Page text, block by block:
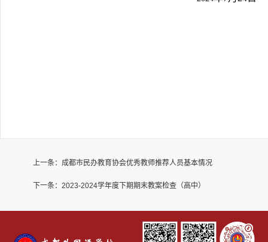
上一条： 成都市民办教育协会优秀教师推荐人员基本情况
下一条： 2023-2024学年度下期期末教案检查（高中）